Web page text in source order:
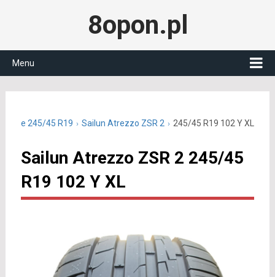
8opon.pl
Menu
letnie 245/45 R19 Sailun Atrezzo ZSR 2 245/45 R19 102 Y XL
Sailun Atrezzo ZSR 2 245/45
R19 102 Y XL